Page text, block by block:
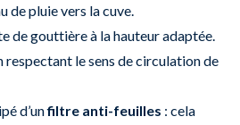
de pluie vers la cuve.
de gouttière à la hauteur adaptée.
respectant le sens de circulation de
d’unfiltre anti-feuilles : cela